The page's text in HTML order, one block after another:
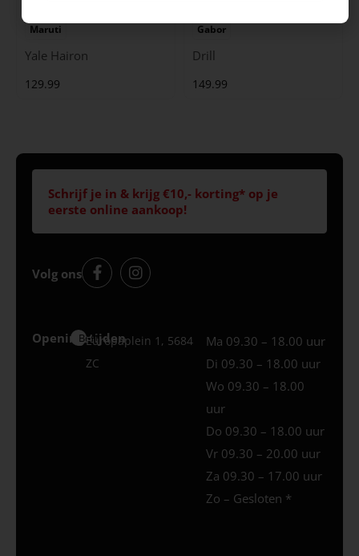
Maruti
Yale Hairon
129.99
Gabor
Drill
149.99
Schrijf je in & krijg €10,- korting* op je
eerste online aankoop!
Volg ons
Openingstijden
Best
Europaplein 1, 5684
ZC
Ma 09.30 – 18.00 uur
Di 09.30 – 18.00 uur
Wo 09.30 – 18.00
uur
Do 09.30 – 18.00 uur
Vr 09.30 – 20.00 uur
Za 09.30 – 17.00 uur
Zo – Gesloten *